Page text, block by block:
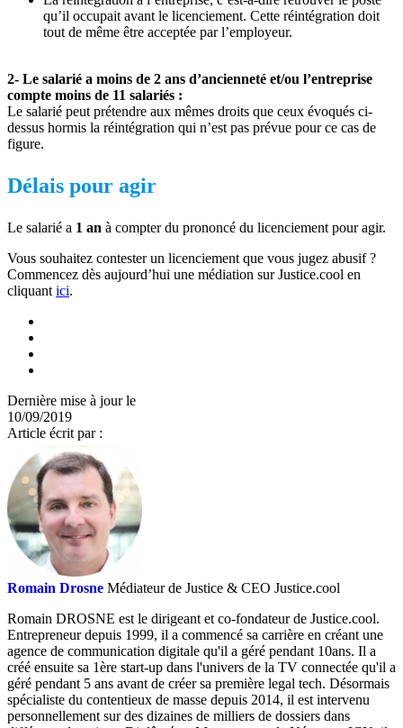
qu’il occupait avant le licenciement. Cette réintégration doit
tout de même être acceptée par l’employeur.
2- Le salarié a moins de 2 ans d’ancienneté et/ou l’entreprise
compte moins de 11 salariés :
Le salarié peut prétendre aux mêmes droits que ceux évoqués ci-
dessus hormis la réintégration qui n’est pas prévue pour ce cas de
figure.
Délais pour agir
Le salarié a 1 an à compter du prononcé du licenciement pour agir.
Vous souhaitez contester un licenciement que vous jugez abusif ?
Commencez dès aujourd’hui une médiation sur Justice.cool en
cliquant ici.
Dernière mise à jour le
10/09/2019
Article écrit par :
Romain Drosne Médiateur de Justice & CEO Justice.cool
Romain DROSNE est le dirigeant et co-fondateur de Justice.cool.
Entrepreneur depuis 1999, il a commencé sa carrière en créant une
agence de communication digitale qu'il a géré pendant 10ans. Il a
créé ensuite sa 1ère start-up dans l'univers de la TV connectée qu'il a
géré pendant 5 ans avant de créer sa première legal tech. Désormais
spécialiste du contentieux de masse depuis 2014, il est intervenu
personnellement sur des dizaines de milliers de dossiers dans